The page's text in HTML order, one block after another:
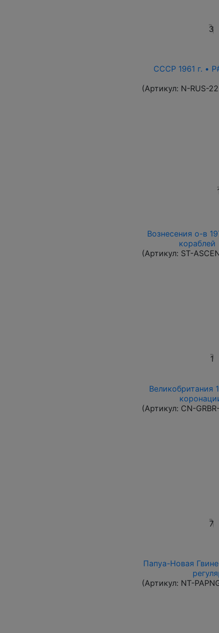
3
СССР 1961 г. •
(Артикул: N-RUS-
Вознесения о-в
кораблей
(Артикул: ST-
1
Великобритания
(Артикул: CN-
7
Папуа-Новая
(Артикул: NT-